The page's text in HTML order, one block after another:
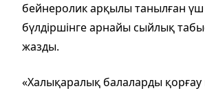
бейнеролик арқылы танылған
бүлдіршінге арнайы сыйлық
жазды.
«Халықаралық балаларды қорғау